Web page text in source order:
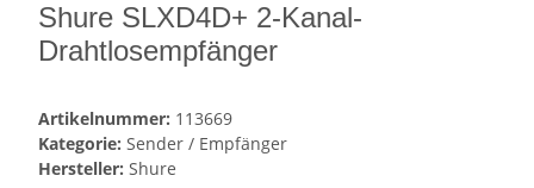
Shure SLXD4D+ 2-Kanal-
Drahtlosempfänger
Artikelnummer: 113669
Kategorie: Sender / Empfänger
Hersteller: Shure